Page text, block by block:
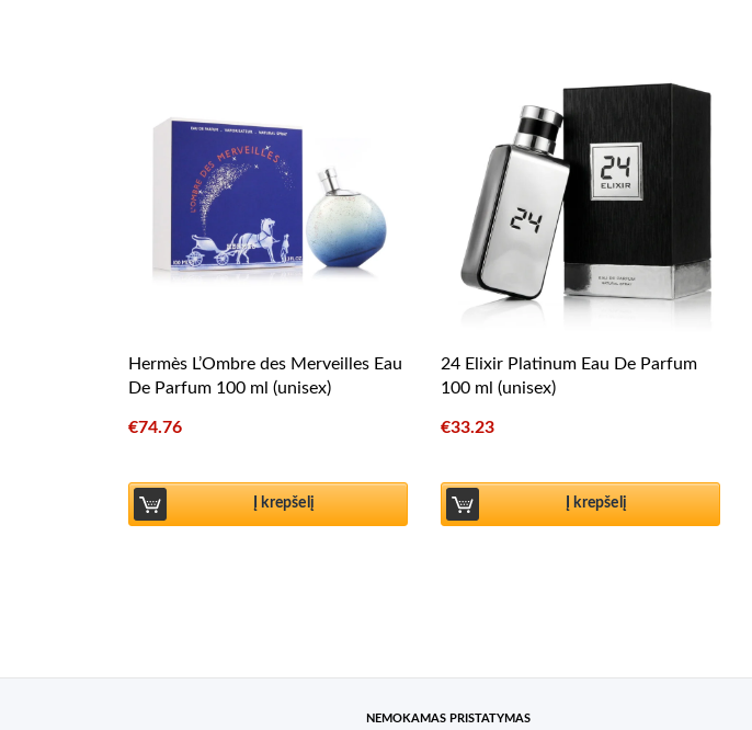
Hermès L’Ombre des Merveilles Eau
De Parfum 100 ml (unisex)
€74.76
Į krepšelį
24 Elixir Platinum Eau De Parfum
100 ml (unisex)
€33.23
Į krepšelį
NEMOKAMAS PRISTATYMAS